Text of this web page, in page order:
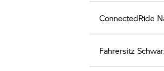
ConnectedRide
Fahrersitz